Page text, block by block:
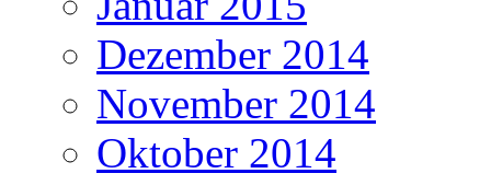
Dezember 2014
November 2014
Oktober 2014